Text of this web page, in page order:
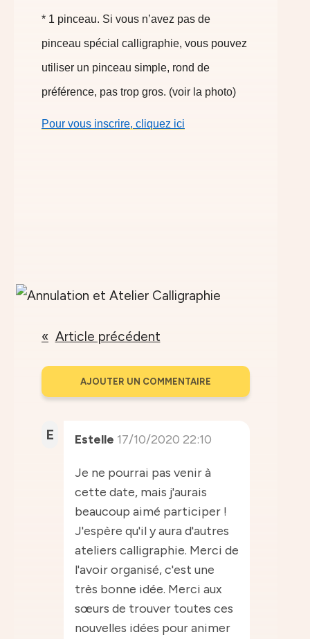
* 1 pinceau. Si vous n’avez pas de
pinceau spécial calligraphie, vous pouvez
utiliser un pinceau simple, rond de
préférence, pas trop gros. (voir la photo)
Pour vous inscrire, cliquez ici
Article précédent
AJOUTER UN COMMENTAIRE
E Estelle 17/10/2020 22:10
Je ne pourrai pas venir à
cette date, mais j'aurais
beaucoup aimé participer !
J'espère qu'il y aura d'autres
ateliers calligraphie. Merci de
l'avoir organisé, c'est une
très bonne idée. Merci aux
sœurs de trouver toutes ces
nouvelles idées pour animer